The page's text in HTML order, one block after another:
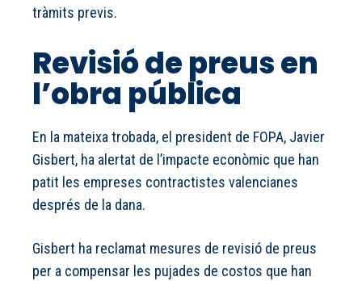
tràmits previs.
Revisió de preus en
l’obra pública
En la mateixa trobada, el president de FOPA, Javier
Gisbert, ha alertat de l’impacte econòmic que han
patit les empreses contractistes valencianes
després de la dana.
Gisbert ha reclamat mesures de revisió de preus
per a compensar les pujades de costos que han